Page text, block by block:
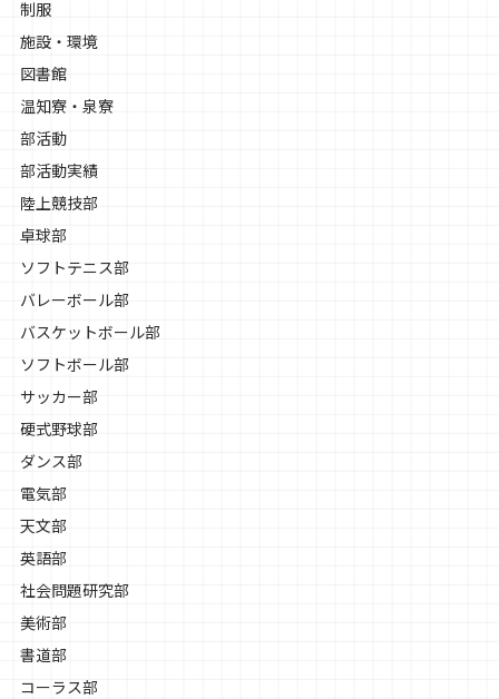
制服
施設・環境
図書館
温知寮・泉寮
部活動
部活動実績
陸上競技部
卓球部
ソフトテニス部
バレーボール部
バスケットボール部
ソフトボール部
サッカー部
硬式野球部
ダンス部
電気部
天文部
英語部
社会問題研究部
美術部
書道部
コーラス部